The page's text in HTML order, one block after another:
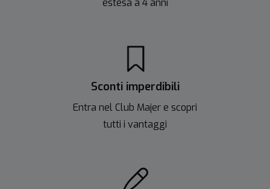
Sconti imperdibili
Entra nel Club Majer e scopri
tutti i vantaggi